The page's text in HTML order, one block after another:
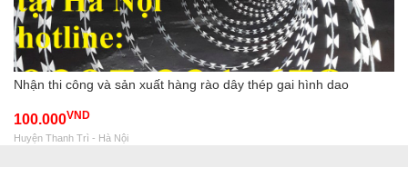
Nhận thi công và sản xuất hàng rào dây thép gai hình dao
100.000VND
Huyện Thanh Trì - Hà Nội